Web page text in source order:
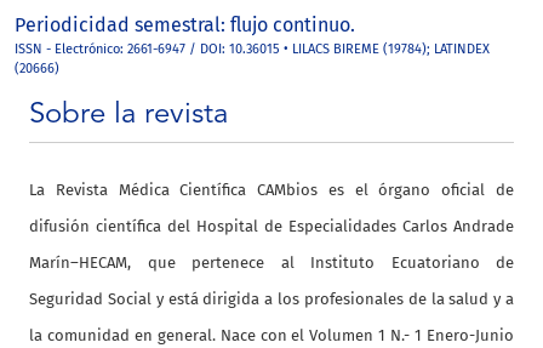
Periodicidad semestral: flujo continuo.
ISSN - Electrónico: 2661-6947 / DOI: 10.36015 • LILACS BIREME (19784); LATINDEX
(20666)
Sobre la revista
La Revista Médica Científica CAMbios es el órgano oficial de
difusión científica del Hospital de Especialidades Carlos Andrade
Marín–HECAM, que pertenece al Instituto Ecuatoriano de
Seguridad Social y está dirigida a los profesionales de la salud y a
la comunidad en general. Nace con el Volumen 1 N.- 1 Enero-Junio